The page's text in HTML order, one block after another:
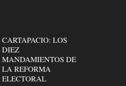
CARTAPACIO: LOS
DIEZ
MANDAMIENTOS DE
LA REFORMA
ELECTORAL